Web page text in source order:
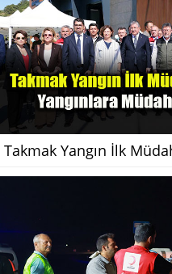
Takmak Yangın İlk